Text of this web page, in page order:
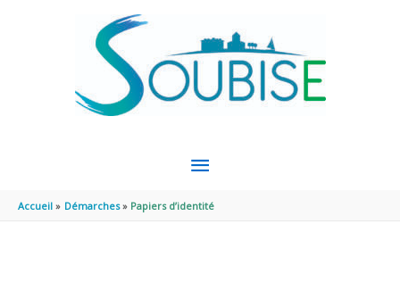
MENU
PRINCIPAL
Accueil Démarches Papiers d’identité